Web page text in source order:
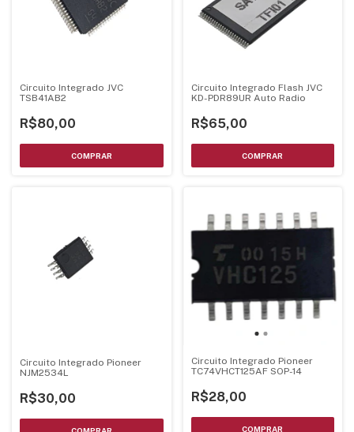
Circuito Integrado JVC
TSB41AB2
R$80,00
Circuito Integrado Flash JVC
KD-PDR89UR Auto Radio
R$65,00
Circuito Integrado Pioneer
NJM2534L
R$30,00
Circuito Integrado Pioneer
TC74VHCT125AF SOP-14
R$28,00